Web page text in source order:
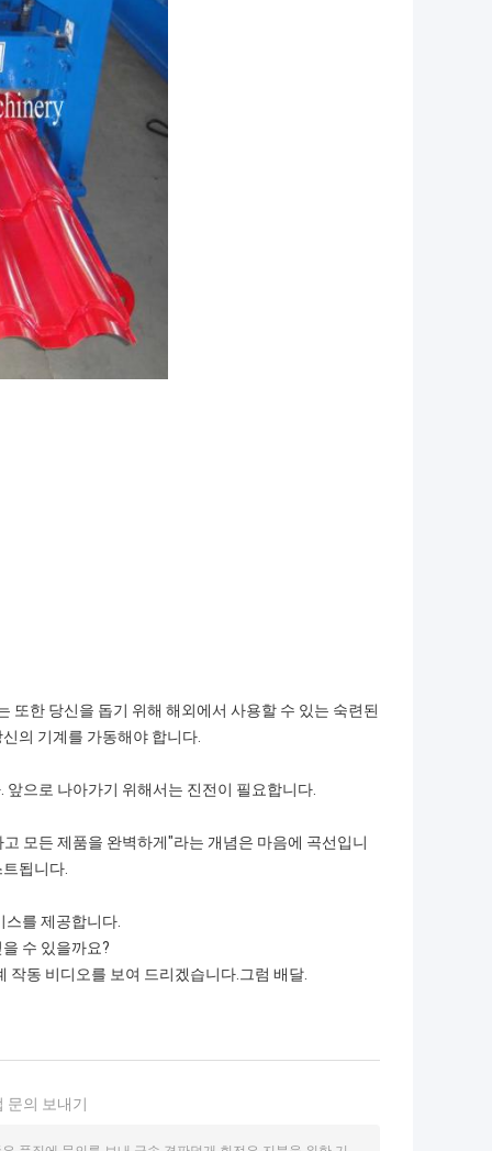
또한 당신을 돕기 위해 해외에서 사용할 수 있는 숙련된
의 기계를 가동해야 합니다.
으로 나아가기 위해서는 진전이 필요합니다.
모든 제품을 완벽하게"라는 개념은 마음에 곡선입니
됩니다.
스를 제공합니다.
수 있을까요?
작동 비디오를 보여 드리겠습니다.그럼 배달.
문의 보내기